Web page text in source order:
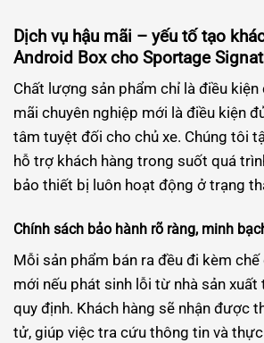
Dịch vụ hậu mãi – yếu tố tạo
Android Box cho Sportage
Chất lượng sản phẩm chỉ là điều kiện
mãi chuyên nghiệp mới là điều kiện
tâm tuyệt đối cho chủ xe. Chúng tôi
hỗ trợ khách hàng trong suốt quá
bảo thiết bị luôn hoạt động ở trạng
Chính sách bảo hành rõ ràng, minh
Mỗi sản phẩm bán ra đều đi kèm
mới nếu phát sinh lỗi từ nhà sản
quy định. Khách hàng sẽ nhận được
tử, giúp việc tra cứu thông tin và